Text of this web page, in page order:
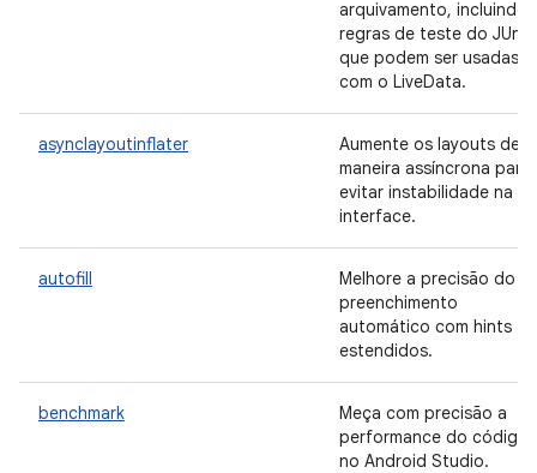
arquivamento, incluindo
regras de teste do JUnit
que podem ser usadas
com o LiveData.
asynclayoutinflater
Aumente os layouts de
maneira assíncrona para
evitar instabilidade na
interface.
autofill
Melhore a precisão do
preenchimento
automático com hints
estendidos.
benchmark
Meça com precisão a
performance do código
no Android Studio.